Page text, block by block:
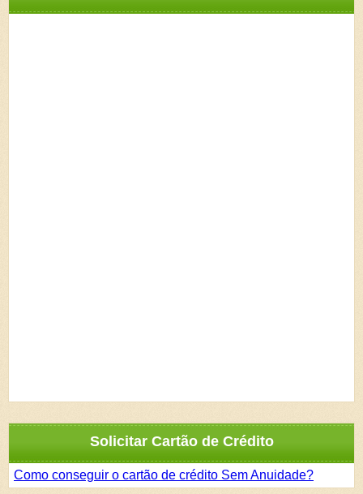
Solicitar Cartão de Crédito
Como conseguir o cartão de crédito Sem Anuidade?